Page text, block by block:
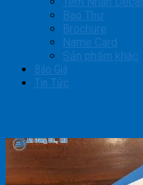
Bao Thư
Brochure
Name Card
Sản phẩm khác
Báo Giá
Tin Tức